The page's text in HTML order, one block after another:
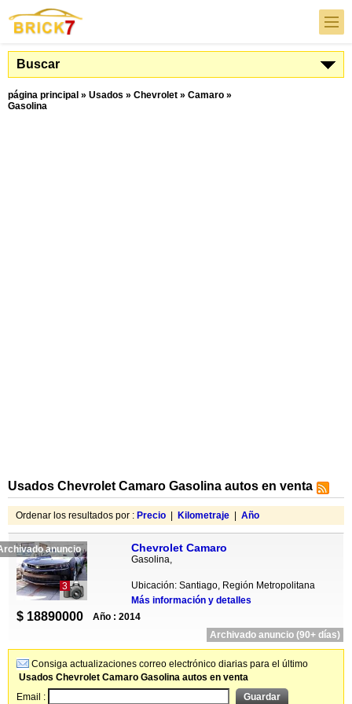
Buscar
página principal » Usados » Chevrolet » Camaro »
Gasolina
Usados Chevrolet Camaro Gasolina autos en venta
Ordenar los resultados por : Precio Kilometraje Año
anuncio
3
Chevrolet Camaro
Gasolina,
Ubicación: Santiago, Región Metropolitana
Más información y detalles
$ 18890000
Año : 2014
Archivado anuncio (90+ días)
Consiga actualizaciones correo electrónico diarias para el último
Usados Chevrolet Camaro Gasolina autos en venta
Email :